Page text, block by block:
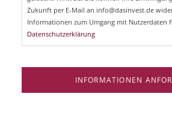
Zukunft per E-Mail an info@dasinvest.de
Informationen zum Umgang mit Nutzerdaten
Datenschutzerklärung
INFORMATIONEN